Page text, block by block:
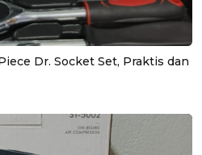
Dr. Socket Set, Praktis dan